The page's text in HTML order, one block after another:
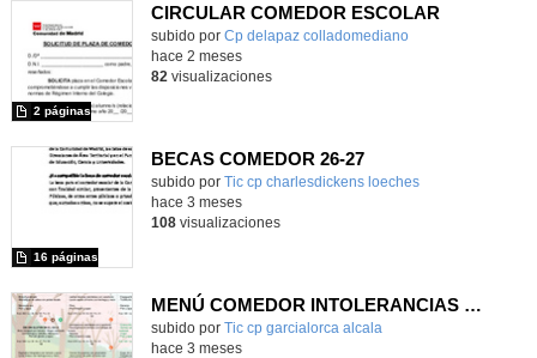
CIRCULAR COMEDOR ESCOLAR
Contenido educativo.
subido por Cp delapaz colladomediano
2 páginas
-
hace 2 meses
82 visualizaciones
BECAS COMEDOR 26-27
subido por Tic cp charlesdickens loeches
16 páginas
-
hace 3 meses
108visualizaciones
MENÚ COMEDOR INTOLERANCIAS MAYO 2026
subido por Tic cp garcialorca alcala
hace 3 meses